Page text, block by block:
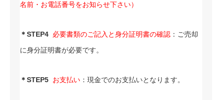
名前・お電話番号をお知らせ下さい）
＊STEP4 必要書類のご記入と身分証明書の確認 ：ご売却
に身分証明書が必要です。
＊STEP5 お支払い ：現金でのお支払いとなります。